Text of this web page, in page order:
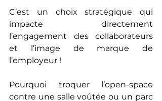
C’est un choix stratégique qui
impacte directement
l’engagement des collaborateurs
et l’image de marque de
l’employeur !
Pourquoi troquer l’open-space
contre une salle voûtée ou un parc